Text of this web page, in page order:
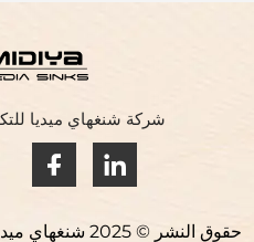
شركة شنغهاي ميديا
حقوق النشر ©